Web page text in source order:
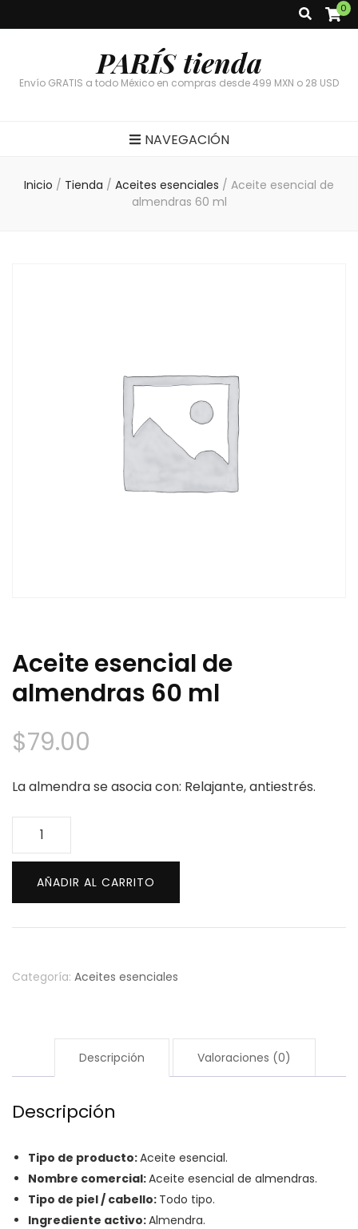
0
PARÍS tienda
Envío GRATIS a todo México en compras desde 499 MXN o 28 USD
NAVEGACIÓN
Inicio / Tienda / Aceites esenciales / Aceite esencial de
almendras 60 ml
Aceite esencial de
almendras 60 ml
$79.00
La almendra se asocia con: Relajante, antiestrés.
Aceite
de
almendras
60
ml
AÑADIR AL CARRITO
Categoría: Aceites esenciales
Descripción Valoraciones (0)
Descripción
Tipo de producto:Aceite esencial.
Nombre comercial:Aceite esencial de almendras.
Tipo de piel / cabello: Todo tipo.
Ingrediente activo:Almendra.